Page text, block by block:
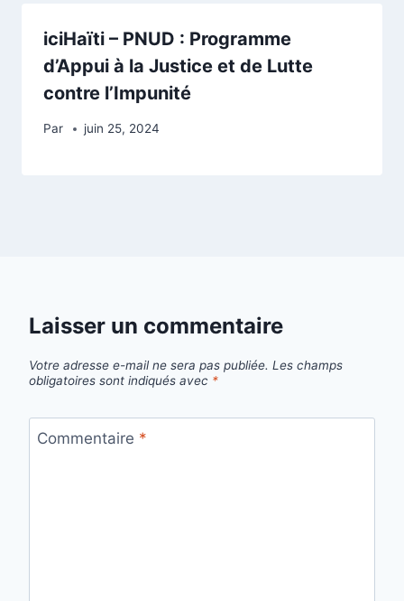
iciHaïti – PNUD : Programme
d’Appui à la Justice et de Lutte
contre l’Impunité
Par juin 25, 2024
Laisser un commentaire
Votre adresse e-mail ne sera pas publiée. Les champs
obligatoires sont indiqués avec *
Commentaire *